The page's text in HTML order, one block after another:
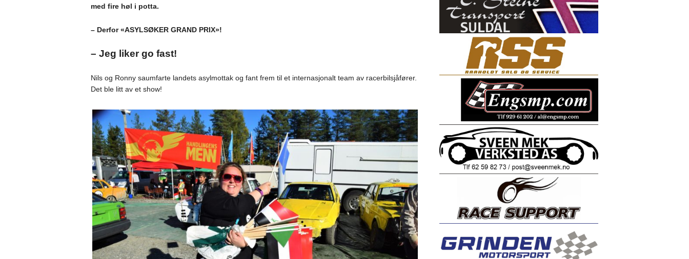
med fire høl i potta.
– Derfor «ASYLSØKER GRAND PRIX»!
– Jeg liker go fast!
Nils og Ronny saumfarte landets asylmottak og fant frem til et internasjonalt team av racerbilsjåfører.
Det ble litt av et show!